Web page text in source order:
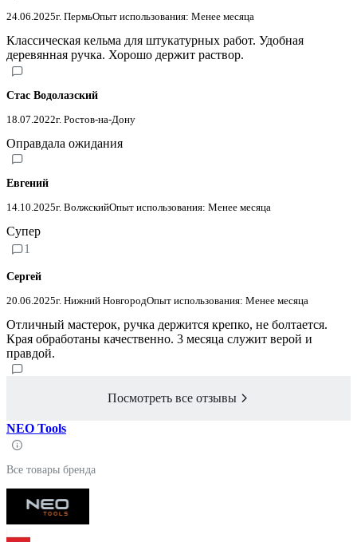
24.06.2025г. ПермьОпыт использования: Менее месяца
Классическая кельма для штукатурных работ. Удобная
деревянная ручка. Хорошо держит раствор.
Стас Водолазский
18.07.2022г. Ростов-на-Дону
Оправдала ожидания
Евгений
14.10.2025г. ВолжскийОпыт использования: Менее месяца
Супер
1
Сергей
20.06.2025г. Нижний НовгородОпыт использования: Менее месяца
Отличный мастерок, ручка держится крепко, не болтается.
Края обработаны качественно. 3 месяца служит верой и
правдой.
Посмотреть все отзывы
NEO Tools
Все товары бренда